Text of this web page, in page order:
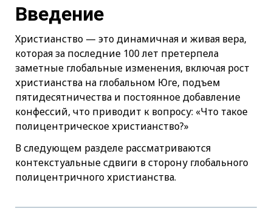
Введение
Христианство — это динамичная и живая вера,
которая за последние 100 лет претерпела
заметные глобальные изменения, включая рост
христианства на глобальном Юге, подъем
пятидесятничества и постоянное добавление
конфессий, что приводит к вопросу: «Что такое
полицентрическое христианство?»
В следующем разделе рассматриваются
контекстуальные сдвиги в сторону глобального
полицентричного христианства.